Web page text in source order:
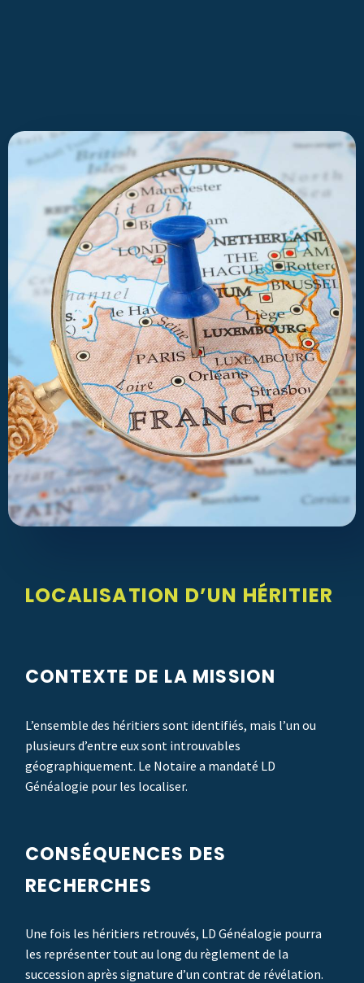
LOCALISATION D’UN HÉRITIER
CONTEXTE DE LA MISSION
L’ensemble des héritiers sont identifiés, mais l’un ou
plusieurs d’entre eux sont introuvables
géographiquement. Le Notaire a mandaté LD
Généalogie pour les localiser.
CONSÉQUENCES DES
RECHERCHES
Une fois les héritiers retrouvés, LD Généalogie pourra
les représenter tout au long du règlement de la
succession après signature d’un contrat de révélation.